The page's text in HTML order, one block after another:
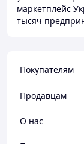
маркетплейс
тысяч
Покупателям
Продавцам
О нас